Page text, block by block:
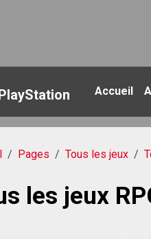
Accueil
Pages Tous les jeux
les jeux